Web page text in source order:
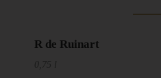
R de Ruinart
0,75 l